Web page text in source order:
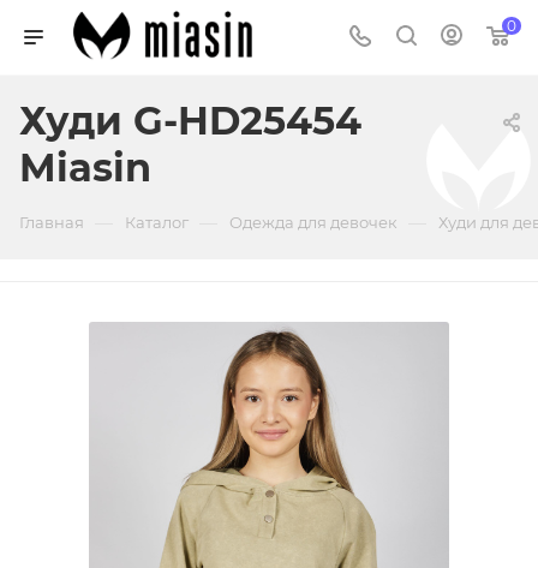
0
Худи G-HD25454
Miasin
Главная Каталог Одежда для девочек Худи для